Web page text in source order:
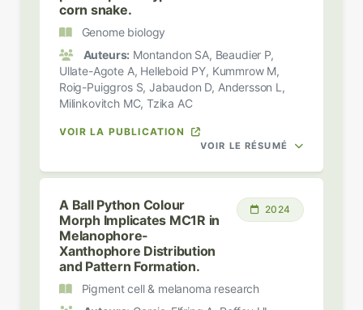
corn snake.
Genome biology
Auteurs: Montandon SA, Beaudier P,
Ullate-Agote A, Helleboid PY, Kummrow M,
Roig-Puiggros S, Jabaudon D, Andersson L,
Milinkovitch MC, Tzika AC
VOIR LA PUBLICATION
VOIR LE RÉSUMÉ
A Ball Python Colour
Morph Implicates MC1R in
Melanophore-
Xanthophore Distribution
and Pattern Formation.
2024
Pigment cell & melanoma research